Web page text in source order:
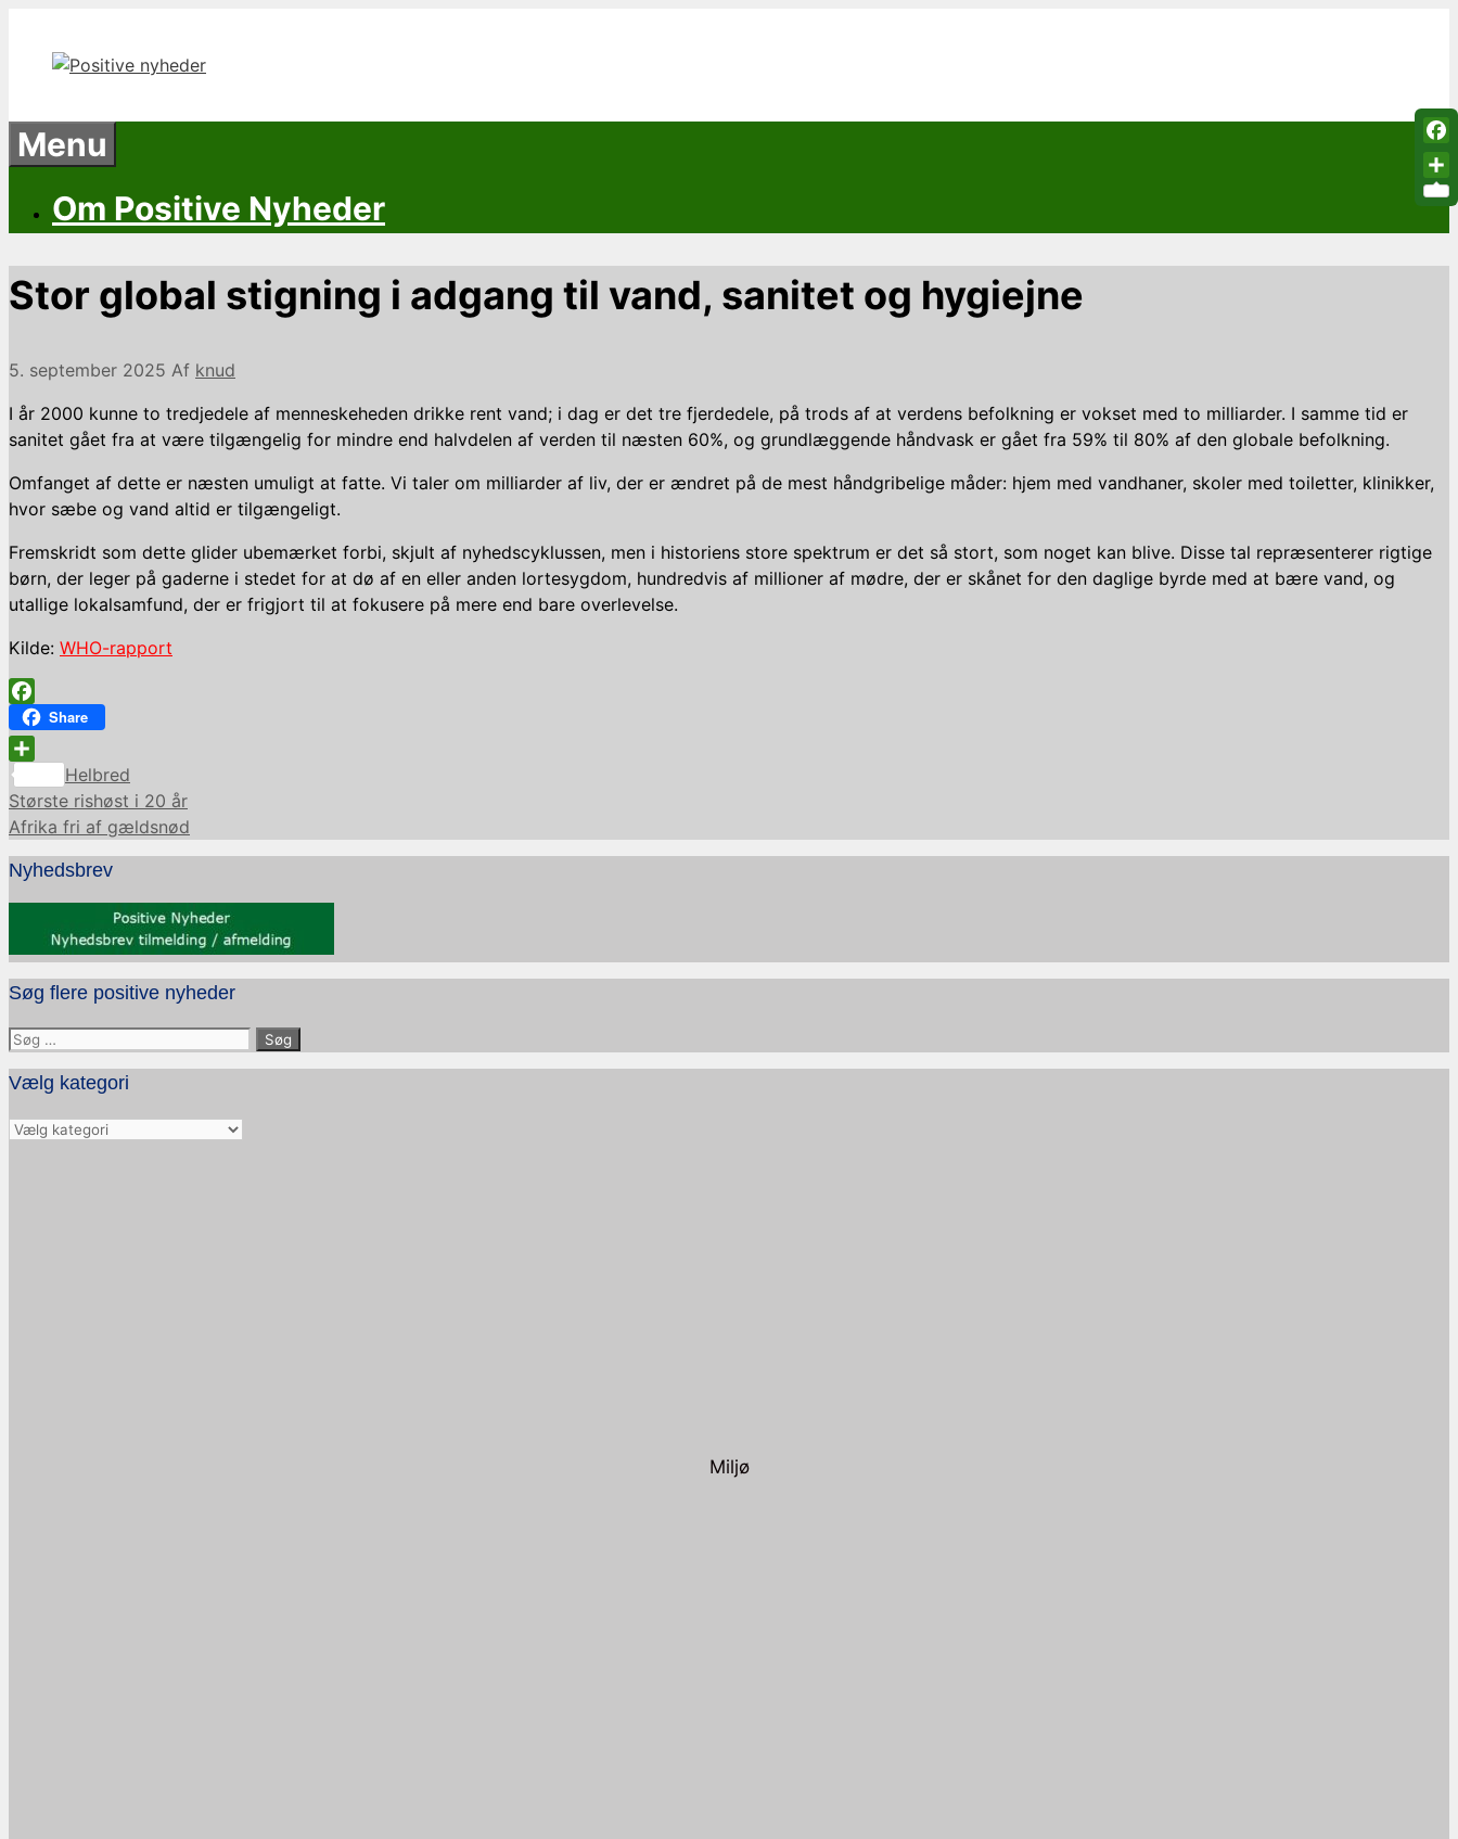
indhold
Menu
Om Positive Nyheder
Stor global stigning i adgang til vand, sanitet og hygiejne
5. september 2025 Af knud
I år 2000 kunne to tredjedele af menneskeheden drikke rent vand; i dag er det tre fjerdedele, på trods af at verdens befolkning er vokset med to milliarder. I samme tid er
sanitet gået fra at være tilgængelig for mindre end halvdelen af ​​verden til næsten 60%, og grundlæggende håndvask er gået fra 59% til 80% af den globale befolkning.
Omfanget af dette er næsten umuligt at fatte. Vi taler om milliarder af liv, der er ændret på de mest håndgribelige måder: hjem med vandhaner, skoler med toiletter, klinikker,
hvor sæbe og vand altid er tilgængeligt.
Fremskridt som dette glider ubemærket forbi, skjult af nyhedscyklussen, men i historiens store spektrum er det så stort, som noget kan blive. Disse tal repræsenterer rigtige
børn, der leger på gaderne i stedet for at dø af en eller anden lortesygdom, hundredvis af millioner af mødre, der er skånet for den daglige byrde med at bære vand, og
utallige lokalsamfund, der er frigjort til at fokusere på mere end bare overlevelse.
Kilde: WHO-rapport
Facebook
Share
Share
Kategorier
Helbred
Største rishøst i 20 år
Afrika fri af gældsnød
Nyhedsbrev
Søg flere positive nyheder
Søg
efter:
Vælg kategori
Vælg
Miljø